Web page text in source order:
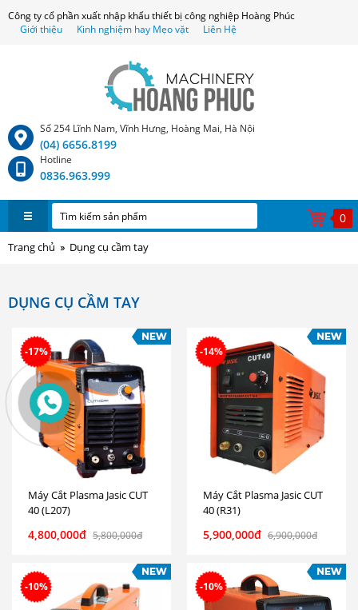
Công ty cổ phần xuất nhập khẩu thiết bị công nghiệp Hoàng Phúc
Giới thiệu
Kinh nghiệm hay Mẹo vặt Liên Hệ
Số 254 Lĩnh Nam, Vĩnh Hưng, Hoàng Mai, Hà Nội
(04) 6656.8199
Hotline
0836.963.999
0
Trang chủ Dụng cụ cầm tay
DỤNG CỤ CẦM TAY
-17%
Máy Cắt Plasma Jasic CUT
40 (L207)
4,800,000đ 5,800,000đ
-14%
Máy Cắt Plasma Jasic CUT
40 (R31)
5,900,000đ 6,900,000đ
-10% -10%